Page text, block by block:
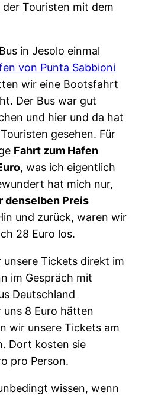
Touristen mit dem
in Jesolo einmal
von Punta Sabbioni
wir eine Bootsfahrt
Der Bus war gut
und hier und da hat
gesehen. Für
Fahrt zum Hafen
, was ich eigentlich
hat mich nur,
denselben Preis
und zurück, waren wir
28 Euro los.
Tickets direkt im
im Gespräch mit
Deutschland
8 Euro hätten
wir unsere Tickets am
Dort kosten sie
pro Person.
wissen, wenn